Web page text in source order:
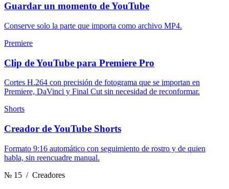
Guardar un momento de YouTube
Conserve solo la parte que importa como archivo MP4.
Premiere
Clip de YouTube para Premiere Pro
Cortes H.264 con precisión de fotograma que se importan en
Premiere, DaVinci y Final Cut sin necesidad de reconformar.
Shorts
Creador de YouTube Shorts
Formato 9:16 automático con seguimiento de rostro y de quien
habla, sin reencuadre manual.
№ 15 / Creadores